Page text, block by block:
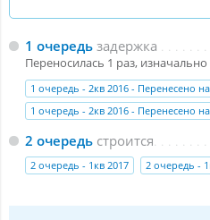
1 очередь задержка
Переносилась 1 раз, изначально
1 очередь - 2кв 2016 - Перенесено
1 очередь - 2кв 2016 - Перенесено
2 очередь строится
2 очередь - 1кв 2017 2 очередь -